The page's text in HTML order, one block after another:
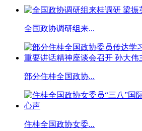
全国政协调研组来...
部分住桂全国政协...
住桂全国政协女委...